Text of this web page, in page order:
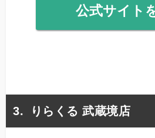
公式サイト
りらくる 武蔵境店